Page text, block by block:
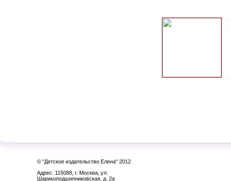
© "Детское издательство Елена" 2012
Адрес: 115088, г. Москва, ул.
Шарикоподшипниковская, д. 2а